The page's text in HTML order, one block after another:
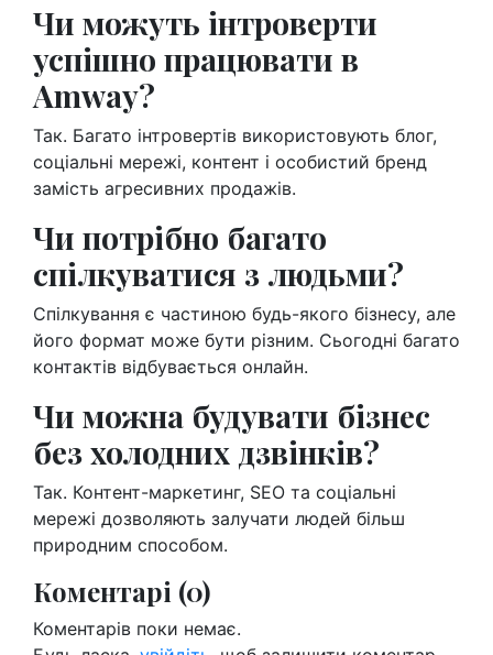
Чи можуть інтроверти
успішно працювати в
Amway?
Так. Багато інтровертів використовують блог,
соціальні мережі, контент і особистий бренд
замість агресивних продажів.
Чи потрібно багато
спілкуватися з людьми?
Спілкування є частиною будь-якого бізнесу, але
його формат може бути різним. Сьогодні багато
контактів відбувається онлайн.
Чи можна будувати бізнес
без холодних дзвінків?
Так. Контент-маркетинг, SEO та соціальні
мережі дозволяють залучати людей більш
природним способом.
Коментарі (0)
Коментарів поки немає.